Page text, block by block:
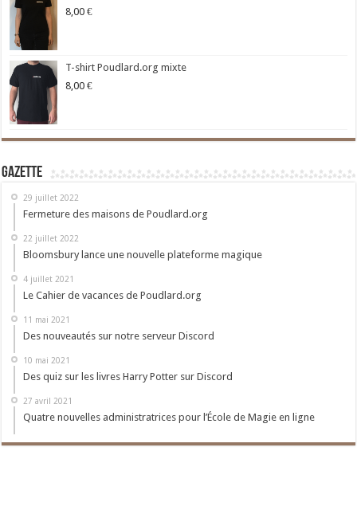
8,00 €
T-shirt Poudlard.org mixte
8,00 €
Gazette
29 juillet 2022
Fermeture des maisons de Poudlard.org
22 juillet 2022
Bloomsbury lance une nouvelle plateforme magique
4 juillet 2021
Le Cahier de vacances de Poudlard.org
11 mai 2021
Des nouveautés sur notre serveur Discord
10 mai 2021
Des quiz sur les livres Harry Potter sur Discord
27 avril 2021
Quatre nouvelles administratrices pour l’École de Magie en ligne